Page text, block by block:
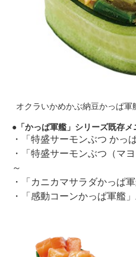
オクラいかめかぶ納豆かっぱ軍
「かっぱ軍艦」シリーズ既存メ
・「特盛サーモンぶつ かっ
・「特盛サーモンぶつ（マ
～
・「カニカマサラダかっぱ
・「感動コーンかっぱ軍艦